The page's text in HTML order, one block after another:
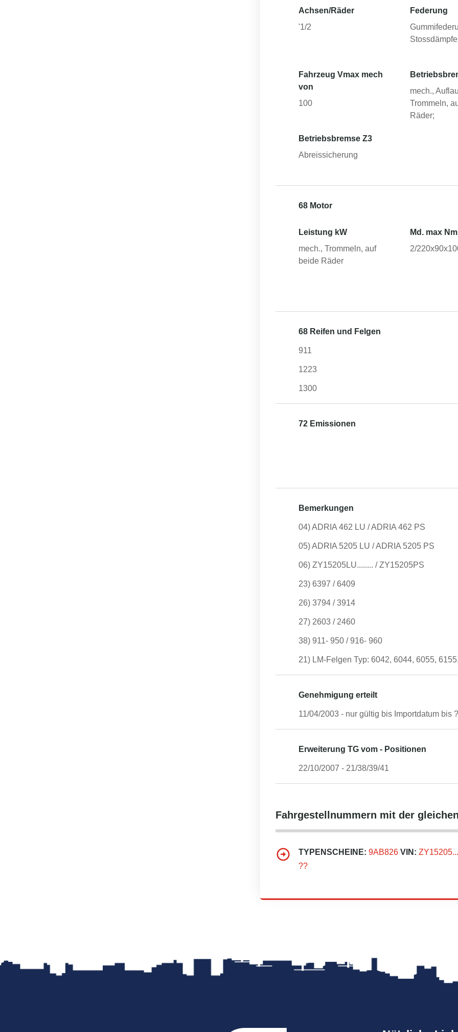
Achsen/Räder
'1/2
Federung
Fahrzeug Vmax mech
von
100
mech.,
Trommeln,
Räder;
Betriebsbremse Z3
Abreissicherung
68 Motor
Leistung kW
mech., Trommeln, auf
beide Räder
Md. max Nm
2/
68 Reifen und Felgen
911
1223
1300
72 Emissionen
Bemerkungen
04) ADRIA 462 LU / ADRIA 462 PS
05) ADRIA 5205 LU / ADRIA 5205 PS
06) ZY15205LU........ / ZY15205PS
23) 6397 / 6409
26) 3794 / 3914
27) 2603 / 2460
38) 911- 950 / 916- 960
21) LM-Felgen Typ: 6042, 6044, 6055,
Genehmigung erteilt
11/04/2003 - nur gültig bis Importdatum bis
Erweiterung TG vom - Positionen
22/10/2007 - 21/38/39/41
Fahrgestellnummern mit der
TYPENSCHEINE: 9AB826 VIN:
??